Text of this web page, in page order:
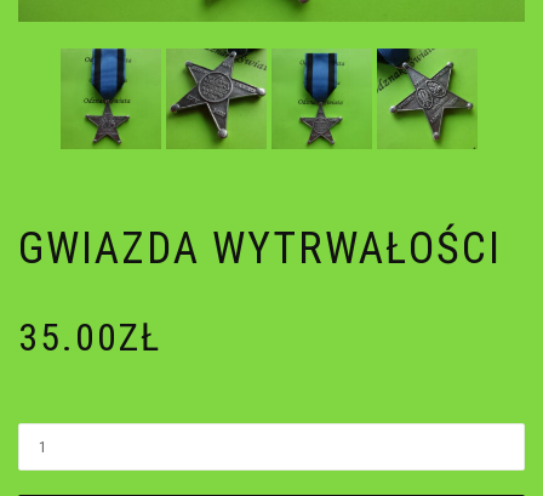
GWIAZDA WYTRWAŁOŚCI
35.00ZŁ